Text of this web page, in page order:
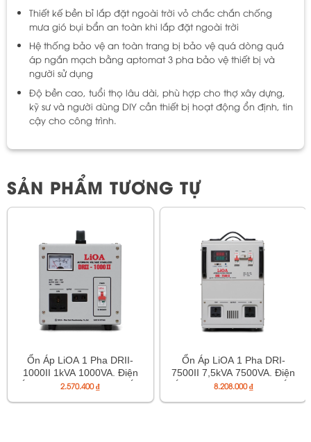
Thiết kế bền bỉ lắp đặt ngoài trời vỏ chắc chắn chống
mưa gió bụi bẩn an toàn khi lắp đặt ngoài trời
Hệ thống bảo vệ an toàn trang bị bảo vệ quá dòng quá
áp ngắn mạch bằng aptomat 3 pha bảo vệ thiết bị và
người sử dụng
Độ bền cao, tuổi thọ lâu dài, phù hợp cho thợ xây dựng,
kỹ sư và người dùng DIY cần thiết bị hoạt động ổn định, tin
cậy cho công trình.
SẢN PHẨM TƯƠNG TỰ
Ổn Áp LiOA 1 Pha DRII-
1000II 1kVA 1000VA. Điện
Áp Vào 50V÷250V, Điện Áp
2.570.400₫
Ổn Áp LiOA 1 Pha DRI-
7500II 7,5kVA 7500VA. Điện
Áp Vào 90V÷250V, Điện Áp
8.208.000₫